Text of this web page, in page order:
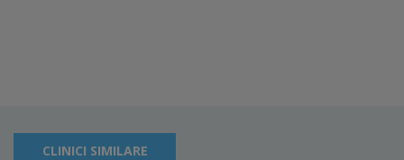
CLINICI SIMILARE